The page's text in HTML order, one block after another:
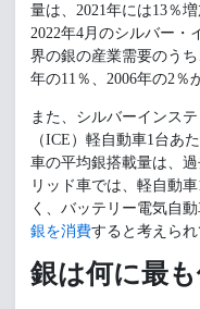
量は、2021年には13％
2022年4月のシルバー・
界の銀の産業需要のうち
年の11％、2006年の2％
また、シルバーインス
（ICE）軽自動車1台あ
車の平均銀搭載量は、
リッド車では、軽自動
く、バッテリー電気自
銀を消費すると考えられ
銀は何に最